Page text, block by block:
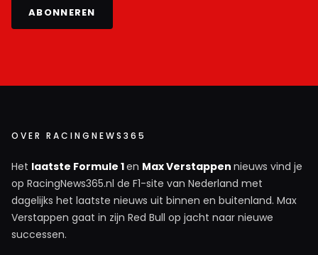
ABONNEREN
OVER RACINGNEWS365
Het laatste Formule 1en Max Verstappen nieuws vind je
op RacingNews365.nl de F1-site van Nederland met
dagelijks het laatste nieuws uit binnen en buitenland. Max
Verstappen gaat in zijn Red Bull op jacht naar nieuwe
successen.